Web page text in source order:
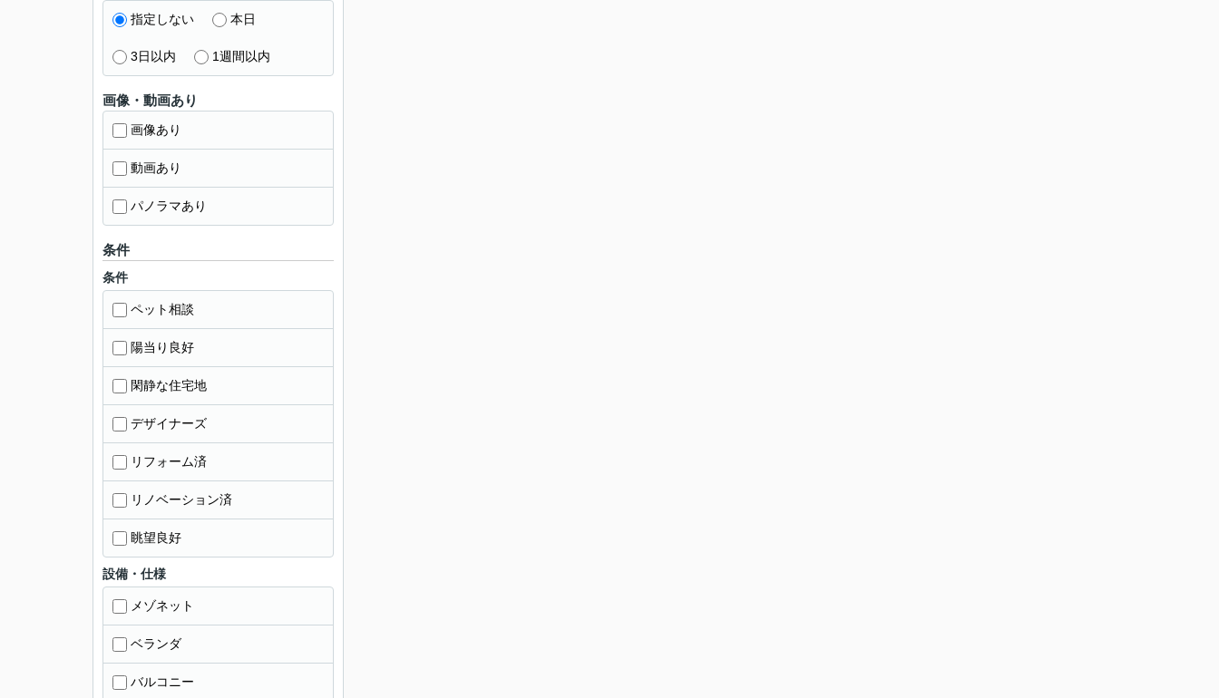
指定しない 本日
3日以内 1週間以内
画像・動画あり
画像あり
動画あり
パノラマあり
条件
条件
ペット相談
陽当り良好
閑静な住宅地
デザイナーズ
リフォーム済
リノベーション済
眺望良好
設備・仕様
メゾネット
ベランダ
バルコニー